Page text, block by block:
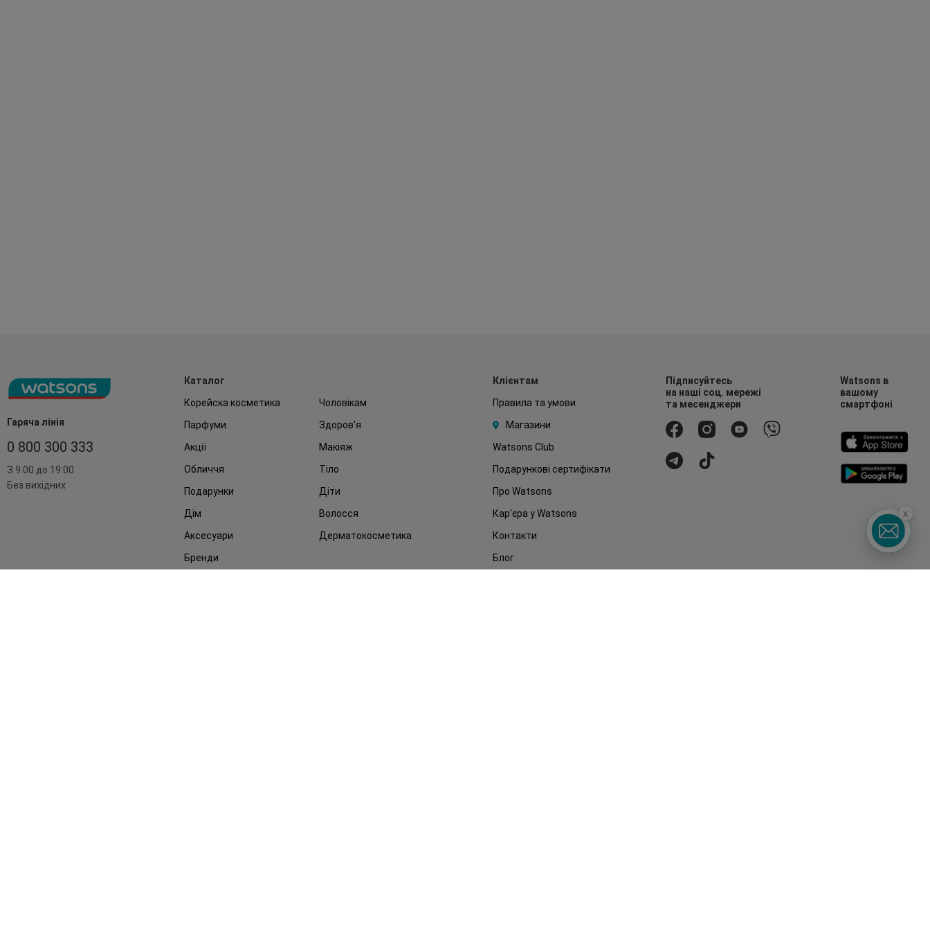
Гаряча лінія
0 800 300 333
З 9:00 до 19:00
Без вихідних
Каталог
Корейска косметика
Чоловікам
Парфуми
Здоров'я
Акції
Макіяж
Обличчя
Тіло
Подарунки
Діти
Дім
Волосся
Аксесуари
Дерматокосметика
Бренди
Клієнтам
Правила та умови
Магазини
Watsons Club
Подарункові сертифікати
Про Watsons
Кар'єра у Watsons
Контакти
Блог
Підписуйтесь
на наші соц. мережі
та месенджери
Watsons в
вашому
смартфоні
x